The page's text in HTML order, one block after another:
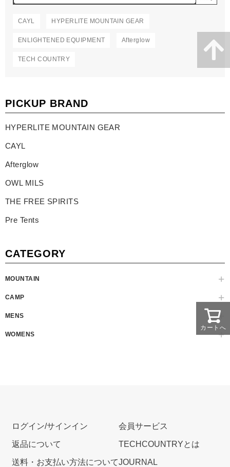
CAYL HYPERLITE MOUNTAIN GEAR
ENLIGHTENED EQUIPMENT Afterglow
TECH COUNTRY
PICKUP BRAND
HYPERLITE MOUNTAIN GEAR
CAYL
Afterglow
OWL MILS
THE FREE SPIRITS
Pre Tents
CATEGORY
MOUNTAIN
CAMP
MENS
WOMENS
カートへ
ログイン/サインイン
返品について
送料・お支払い方法について
会員サービス
TECHCOUNTRYとは
JOURNAL